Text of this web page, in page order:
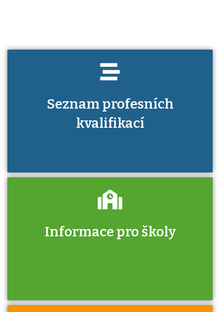
Seznam profesních
kvalifikací
Informace pro školy
Zjistěte, jak se přihlásit ke zkoušce a kde